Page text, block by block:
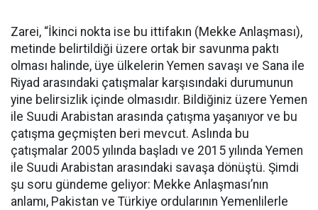
Zarei, “İkinci nokta ise bu ittifakın (Mekke Anlaşması),
metinde belirtildiği üzere ortak bir savunma paktı
olması halinde, üye ülkelerin Yemen savaşı ve Sana ile
Riyad arasındaki çatışmalar karşısındaki durumunun
yine belirsizlik içinde olmasıdır. Bildiğiniz üzere Yemen
ile Suudi Arabistan arasında çatışma yaşanıyor ve bu
çatışma geçmişten beri mevcut. Aslında bu
çatışmalar 2005 yılında başladı ve 2015 yılında Yemen
ile Suudi Arabistan arasındaki savaşa dönüştü. Şimdi
şu soru gündeme geliyor: Mekke Anlaşması’nın
anlamı, Pakistan ve Türkiye ordularının Yemenlilerle